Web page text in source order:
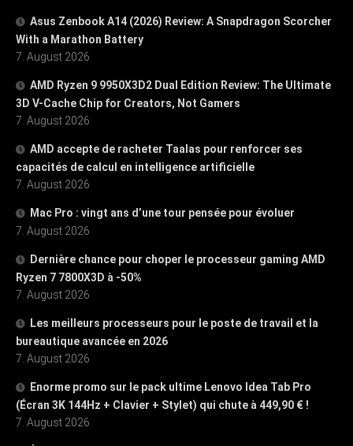
Asus Zenbook A14 (2026) Review: A Snapdragon Scorcher
With a Marathon Battery
7. August 2026
AMD Ryzen 9 9950X3D2 Dual Edition Review: The Ultimate
3D V-Cache Chip for Creators, Not Gamers
7. August 2026
AMD accepte de racheter Taalas pour renforcer ses
capacités de calcul en intelligence artificielle
7. August 2026
Mac Pro : vingt ans d’une tour pensée pour évoluer
7. August 2026
Dernière chance pour choper le processeur gaming AMD
Ryzen 7 7800X3D à -50%
7. August 2026
Les meilleurs processeurs pour le poste de travail et la
bureautique avancée en 2026
7. August 2026
Enorme promo sur le pack ultime Lenovo Idea Tab Pro
(Écran 3K 144Hz + Clavier + Stylet) qui chute à 449,90 € !
7. August 2026